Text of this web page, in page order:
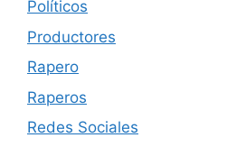
Políticos
Productores
Rapero
Raperos
Redes Sociales